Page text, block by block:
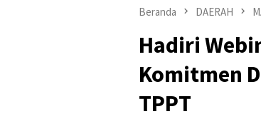
Beranda DAERAH
Hadiri
Komitmen
TPPT